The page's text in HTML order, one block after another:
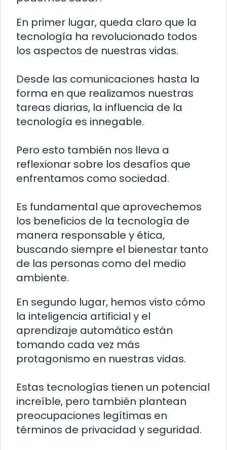
En primer lugar, queda claro que la
tecnología ha revolucionado todos
los aspectos de nuestras vidas.
Desde las comunicaciones hasta la
forma en que realizamos nuestras
tareas diarias, la influencia de la
tecnología es innegable.
Pero esto también nos lleva a
reflexionar sobre los desafíos que
enfrentamos como sociedad.
Es fundamental que aprovechemos
los beneficios de la tecnología de
manera responsable y ética,
buscando siempre el bienestar tanto
de las personas como del medio
ambiente.
En segundo lugar, hemos visto cómo
la inteligencia artificial y el
aprendizaje automático están
tomando cada vez más
protagonismo en nuestras vidas.
Estas tecnologías tienen un potencial
increíble, pero también plantean
preocupaciones legítimas en
términos de privacidad y seguridad.